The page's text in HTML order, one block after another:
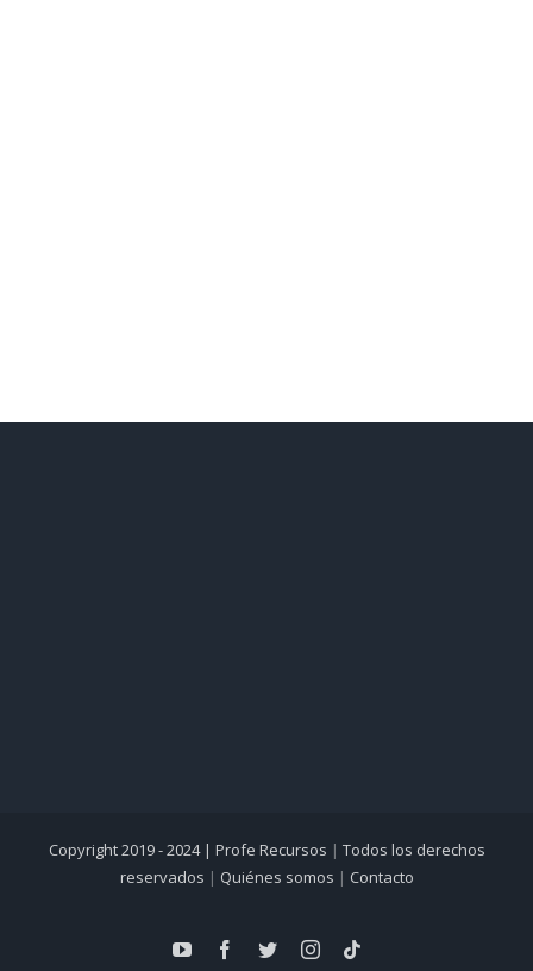
Copyright 2019 - 2024 | Profe Recursos | Todos los derechos
reservados | Quiénes somos | Contacto
YouTubeFacebook
TwitterInstagram
Tiktok